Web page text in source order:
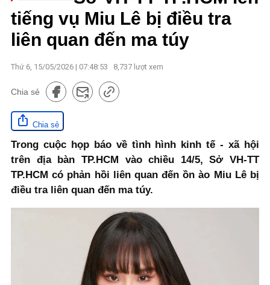
tiếng vụ Miu Lê bị điều tra
liên quan đến ma túy
Thứ 6, 15/05/2026 | 07:48:53 8,737 lượt xem
Chia sẻ
Chia sẻ
Trong cuộc họp báo về tình hình kinh tế - xã hội
trên địa bàn TP.HCM vào chiều 14/5, Sở VH-TT
TP.HCM có phản hồi liên quan đến ồn ào Miu Lê bị
điều tra liên quan đến ma túy.